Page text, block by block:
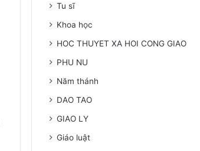
Tu sĩ
Khoa học
HOC THUYET XA HOI CONG GIAO
PHU NU
Năm thánh
DAO TAO
GIAO LY
Giáo luật